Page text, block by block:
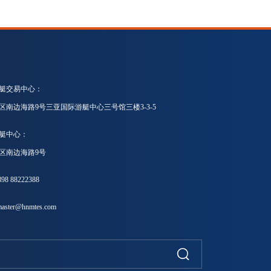
交易中心：
南边海路9号三亚国际游艇中心三号馆三楼3-3-5
中心：
南边海路9号
88222388